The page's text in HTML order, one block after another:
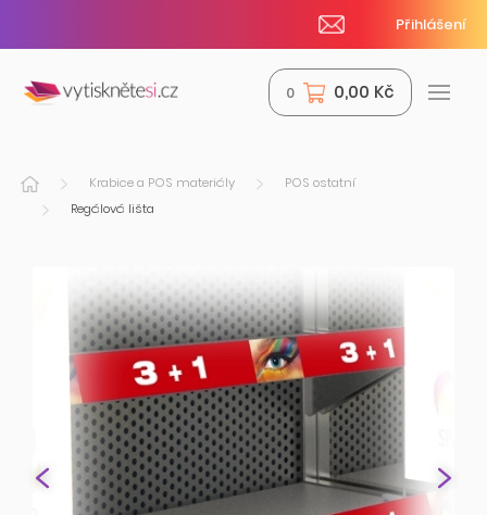
Přihlášení
0 0,00 Kč
Krabice a POS materiály
POS ostatní
Regálová lišta